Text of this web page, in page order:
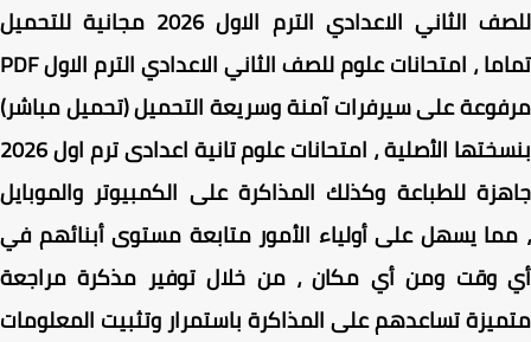
للصف الثاني الاعدادي الترم الاول 2026 مجانية للتحميل
تماما ، امتحانات علوم للصف الثاني الاعدادي الترم الاول PDF
على سيرفرات آمنة وسريعة التحميل (تحميل مباشر)
بنسختها الأصلية ، امتحانات علوم تانية اعدادى ترم اول 2026
للطباعة وكذلك المذاكرة على الكمبيوتر والموبايل
يسهل على أولياء الأمور متابعة مستوى أبنائهم في
وقت ومن أي مكان ، من خلال توفير مذكرة مراجعة
تساعدهم على المذاكرة باستمرار وتثبيت المعلومات